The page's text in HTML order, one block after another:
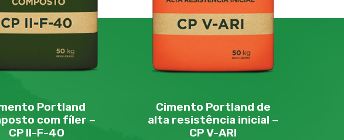
Portland
com fíler –
CP II-F-40
Cimento Portland de
alta resistência inicial –
CP V-ARI